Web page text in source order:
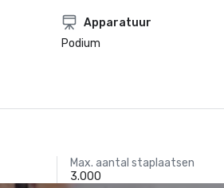
Apparatuur
Podium
Max. aantal staplaatsen
3.000